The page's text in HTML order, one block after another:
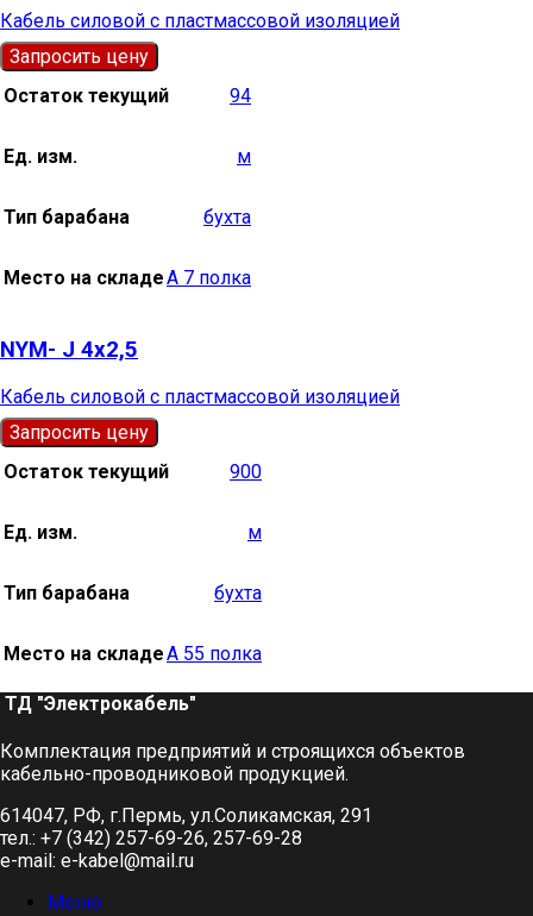
Кабель силовой с пластмассовой изоляцией
Запросить цену
Остаток текущий
94
Ед. изм. м
Тип барабана бухта
Место на складеА 7 полка
NYM- J 4х2,5
Кабель силовой с пластмассовой изоляцией
Запросить цену
Остаток текущий
900
Ед. изм. м
Тип барабана бухта
Место на складеА 55 полка
ТД "Электрокабель"​
Комплектация предприятий и строящихся объектов
кабельно-проводниковой продукцией.
614047, РФ, г.Пермь, ул.Соликамская, 291
тел.: +7 (342) 257-69-26, 257-69-28
e-mail: e-kabel@mail.ru
Меню